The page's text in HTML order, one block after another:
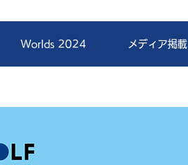
Worlds 2024 メディア掲載